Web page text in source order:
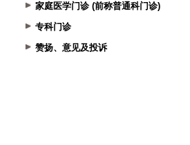
家庭医学门诊 (前称普通科门诊)
专科门诊
赞扬、意见及投诉